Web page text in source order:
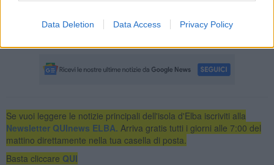
Data Deletion Data Access Privacy Policy
gravi difficoltà i cittadini e per il cui ripristino ancora non si hanno
Se vuoi leggere le notizie principali dell'isola d'Elba iscriviti alla
Newsletter QUInews ELBA. Arriva gratis tutti i giorni alle 7:00 del
mattino direttamente nella tua casella di posta.
Basta cliccare QUI